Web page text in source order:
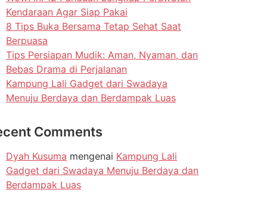
Kendaraan Agar Siap Pakai
8 Tips Buka Bersama Tetap Sehat Saat
Berpuasa
Tips Persiapan Mudik: Aman, Nyaman, dan
Bebas Drama di Perjalanan
Kampung Lali Gadget dari Swadaya
Menuju Berdaya dan Berdampak Luas
Comments
Dyah Kusuma mengenai Kampung Lali
Gadget dari Swadaya Menuju Berdaya dan
Berdampak Luas